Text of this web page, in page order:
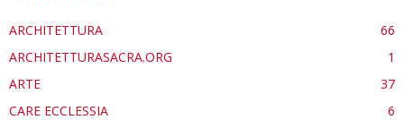
ARCHITETTURA
66
ARCHITETTURASACRA.ORG
1
ARTE
37
CARE ECCLESSIA
6